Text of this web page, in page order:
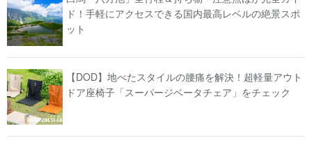
ド！手軽にアクセスできる国内最高レベルの絶景スポ
ット
【DOD】地べたスタイルの腰痛を解決！超軽量アウト
ドア座椅子「スーパージベータチェア」をチェック